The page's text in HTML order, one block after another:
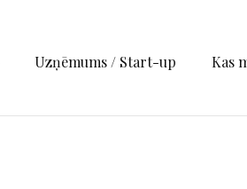
Uzņēmums / Start-up Kas